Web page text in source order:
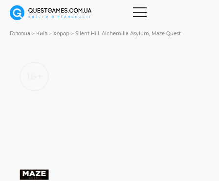
Головна Київ Хорор Silent Hill. Alchemilla Asylum, Maze Quest